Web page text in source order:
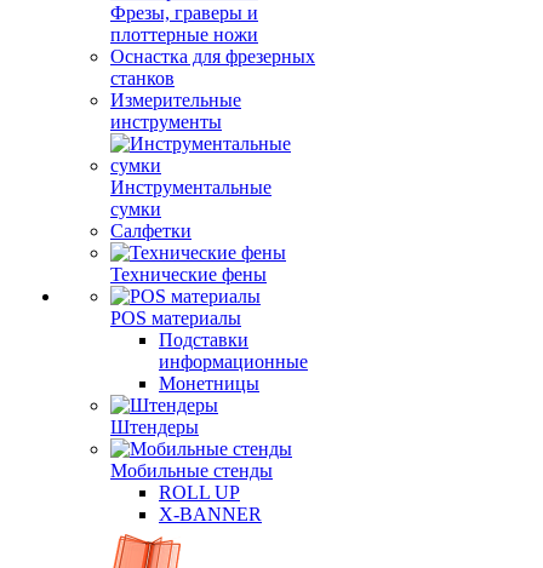
Фрезы, граверы и
плоттерные ножи
Оснастка для фрезерных
станков
Измерительные
инструменты
Инструментальные
сумки
Салфетки
Технические фены
POS материалы
Подставки
информационные
Монетницы
Штендеры
Мобильные стенды
ROLL UP
X-BANNER